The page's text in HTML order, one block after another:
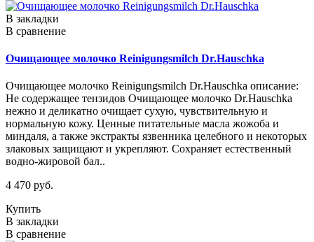
В закладки
В сравнение
Очищающее молочко Reinigungsmilch Dr.Hauschka
Очищающее молочко Reinigungsmilch Dr.Hauschka описание:
Не содержащее тензидов Очищающее молочко Dr.Hauschka
нежно и деликатно очищает сухую, чувствительную и
нормальную кожу. Ценные питательные масла жожоба и
миндаля, а также экстракты язвенника целебного и некоторых
злаковых защищают и укрепляют. Сохраняет естественный
водно-жировой бал..
4 470 руб.
Купить
В закладки
В сравнение